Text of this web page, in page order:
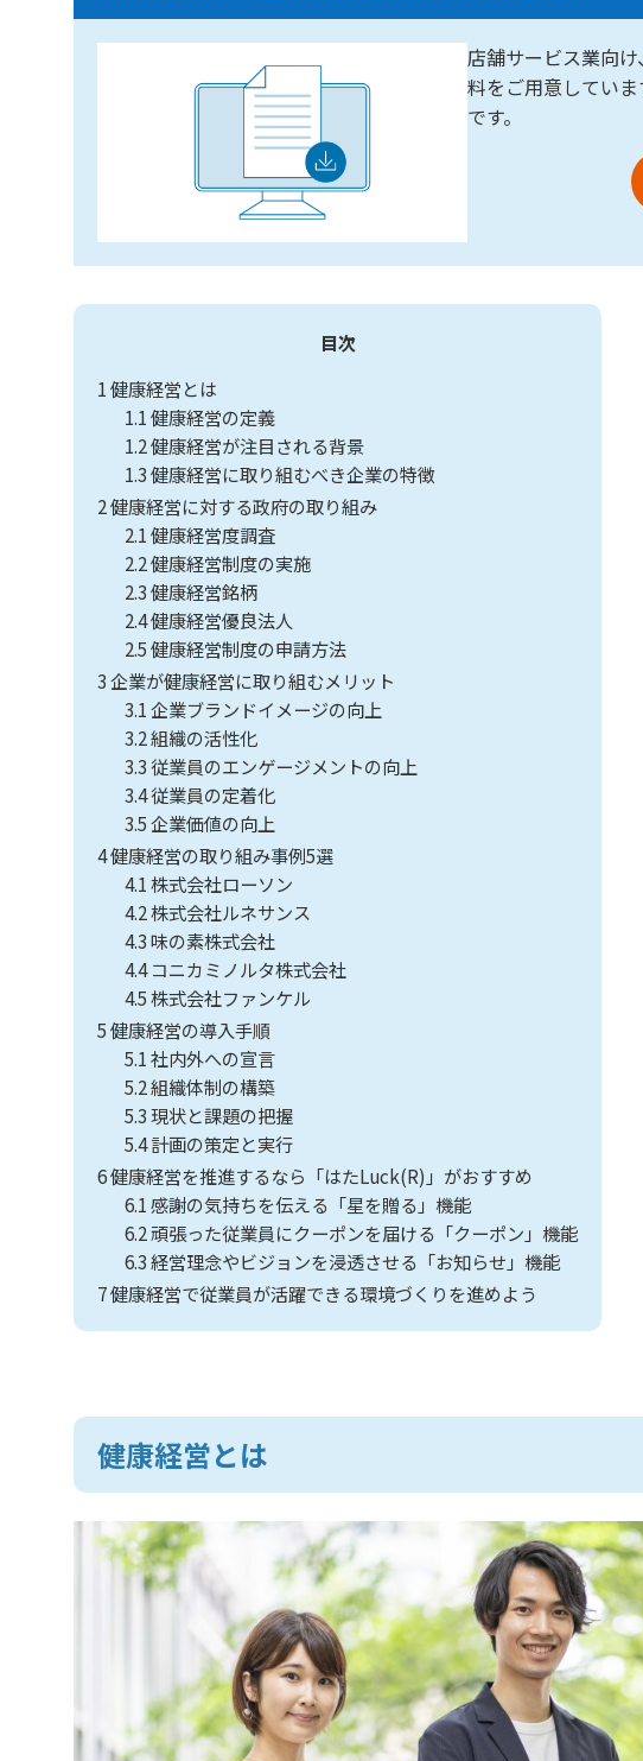
店舗サービス業向
料をご用意してい
です。
目次
1健康経営とは
1.1健康経営の定義
1.2健康経営が注目される背景
1.3健康経営に取り組むべき企業の特徴
2健康経営に対する政府の取り組み
2.1健康経営度調査
2.2健康経営制度の実施
2.3健康経営銘柄
2.4健康経営優良法人
2.5健康経営制度の申請方法
3企業が健康経営に取り組むメリット
3.1企業ブランドイメージの向上
3.2組織の活性化
3.3従業員のエンゲージメントの向上
3.4従業員の定着化
3.5企業価値の向上
4健康経営の取り組み事例5選
4.1株式会社ローソン
4.2株式会社ルネサンス
4.3味の素株式会社
4.4コニカミノルタ株式会社
4.5株式会社ファンケル
5健康経営の導入手順
5.1社内外への宣言
5.2組織体制の構築
5.3現状と課題の把握
5.4計画の策定と実行
6健康経営を推進するなら「はたLuck(R)」がおすすめ
6.1感謝の気持ちを伝える「星を贈る」機能
6.2頑張った従業員にクーポンを届ける「クーポン」機能
6.3経営理念やビジョンを浸透させる「お知らせ」機能
7健康経営で従業員が活躍できる環境づくりを進めよう
健康経営とは